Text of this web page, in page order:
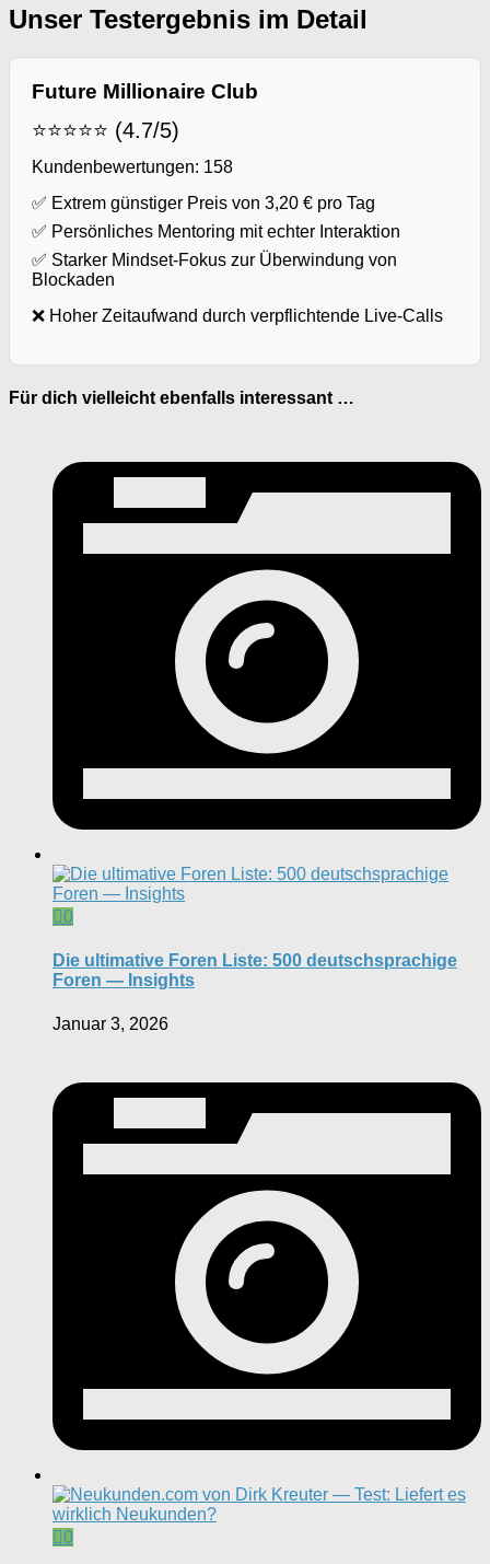
Unser Testergebnis im Detail
Future Millionaire Club
⭐⭐⭐⭐⭐ (4.7/5)
Kundenbewertungen: 158
✅ Extrem günstiger Preis von 3,20 € pro Tag
✅ Persönliches Mentoring mit echter Interaktion
✅ Starker Mindset-Fokus zur Überwindung von
Blockaden
❌ Hoher Zeitaufwand durch verpflichtende Live-Calls
Für dich vielleicht ebenfalls interessant …
0
Die ultimative Foren Liste: 500 deutschsprachige
Foren — Insights
Januar 3, 2026
0